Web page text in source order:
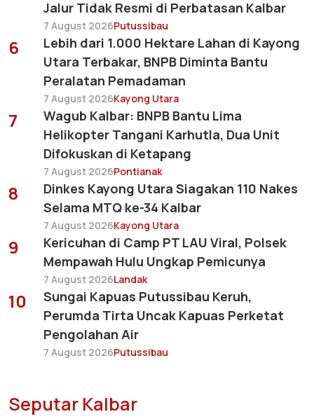
Jalur Tidak Resmi di Perbatasan Kalbar
7 August 2026Putussibau
6
Lebih dari 1.000 Hektare Lahan di Kayong
Utara Terbakar, BNPB Diminta Bantu
Peralatan Pemadaman
7 August 2026Kayong Utara
7
Wagub Kalbar: BNPB Bantu Lima
Helikopter Tangani Karhutla, Dua Unit
Difokuskan di Ketapang
7 August 2026Pontianak
8
Dinkes Kayong Utara Siagakan 110 Nakes
Selama MTQ ke-34 Kalbar
7 August 2026Kayong Utara
9
Kericuhan di Camp PT LAU Viral, Polsek
Mempawah Hulu Ungkap Pemicunya
7 August 2026Landak
10
Sungai Kapuas Putussibau Keruh,
Perumda Tirta Uncak Kapuas Perketat
Pengolahan Air
7 August 2026Putussibau
Seputar Kalbar